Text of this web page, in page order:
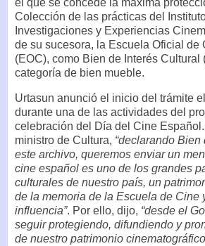
el que se concede la máxima
Colección de las prácticas del
Investigaciones y Experiencias
de su sucesora, la Escuela Oficial de
(EOC), como Bien de Interés Cultural
categoría de bien mueble.
Urtasun anunció el inicio del trámite
durante una de las actividades del
celebración del Día del Cine
ministro de Cultura, “declarando
este archivo, queremos enviar un
cine español es uno de los grandes
culturales de nuestro país, un
de la memoria de la Escuela de Cine
influencia”. Por ello, dijo, “desde el
seguir protegiendo, difundiendo y
de nuestro patrimonio